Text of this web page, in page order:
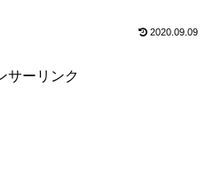
2020.09.09
サーリンク